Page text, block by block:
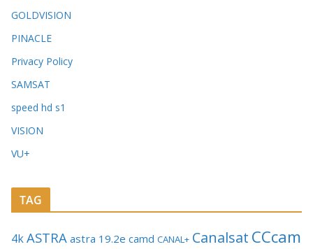
GOLDVISION
PINACLE
Privacy Policy
SAMSAT
speed hd s1
VISION
VU+
TAG
4kASTRA astra 19.2e camd CANAL+ Canalsat CCcam